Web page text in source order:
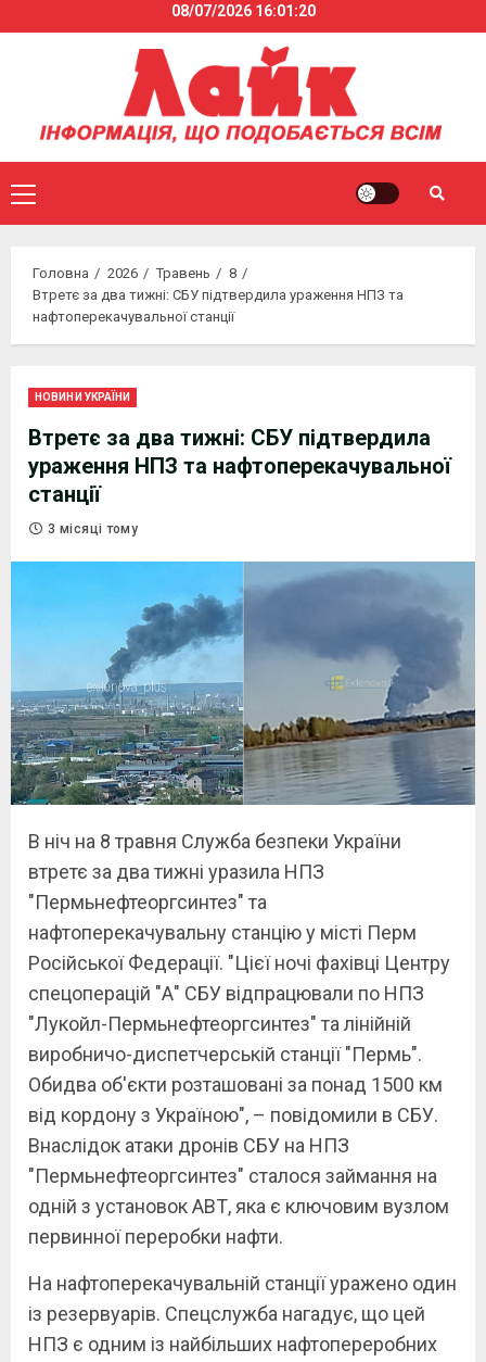
to
08/07/2026 16:01:20
Primary
Menu
Головна 2026 Травень
8
Втретє за два тижні: СБУ підтвердила ураження НПЗ та
нафтоперекачувальної станції
НОВИНИ УКРАЇНИ
Втретє за два тижні: СБУ підтвердила
ураження НПЗ та нафтоперекачувальної
станції
3 місяці тому
В ніч на 8 травня Служба безпеки України
втретє за два тижні уразила НПЗ
"Пермьнефтеоргсинтез" та
нафтоперекачувальну станцію у місті Перм
Російської Федерації. "Цієї ночі фахівці Центру
спецоперацій "А" СБУ відпрацювали по НПЗ
"Лукойл-Пермьнефтеоргсинтез" та лінійній
виробничо-диспетчерській станції "Пермь".
Обидва об'єкти розташовані за понад 1500 км
від кордону з Україною", – повідомили в СБУ.
Внаслідок атаки дронів СБУ на НПЗ
"Пермьнефтеоргсинтез" сталося займання на
одній з установок АВТ, яка є ключовим вузлом
первинної переробки нафти.
На нафтоперекачувальній станції уражено один
із резервуарів. Спецслужба нагадує, що цей
НПЗ є одним із найбільших нафтопереробних